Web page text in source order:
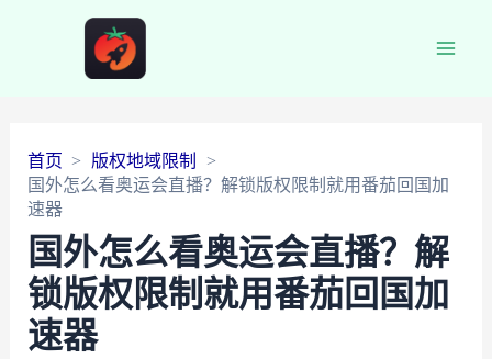
首页
版权地域限制
国外怎么看奥运会直播？解锁版权限制就用番茄回国加
速器
国外怎么看奥运会直播？解
锁版权限制就用番茄回国加
速器